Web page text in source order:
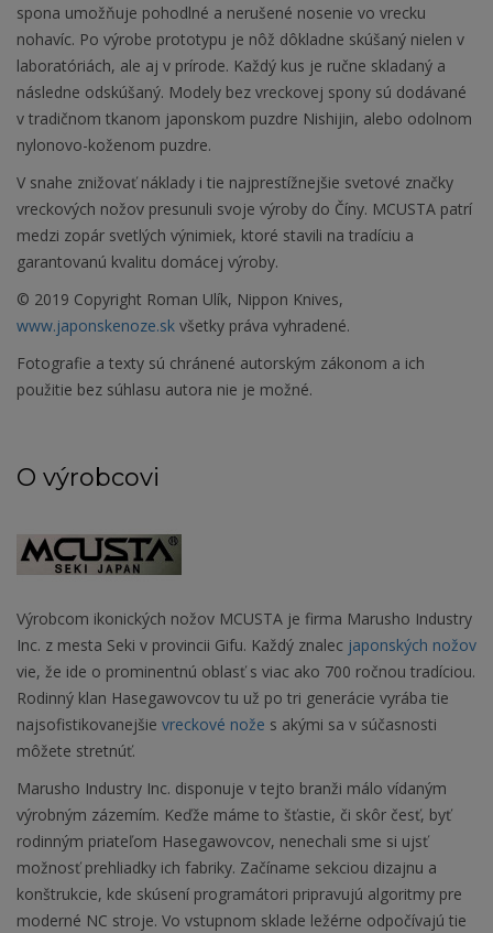
spona umožňuje pohodlné a nerušené nosenie vo vrecku
nohavíc. Po výrobe prototypu je nôž dôkladne skúšaný nielen v
laboratóriách, ale aj v prírode. Každý kus je ručne skladaný a
následne odskúšaný. Modely bez vreckovej spony sú dodávané
v tradičnom tkanom japonskom puzdre Nishijin, alebo odolnom
nylonovo-koženom puzdre.
V snahe znižovať náklady i tie najprestížnejšie svetové značky
vreckových nožov presunuli svoje výroby do Číny. MCUSTA patrí
medzi zopár svetlých výnimiek, ktoré stavili na tradíciu a
garantovanú kvalitu domácej výroby.
© 2019 Copyright Roman Ulík, Nippon Knives,
www.japonskenoze.sk všetky práva vyhradené.
Fotografie a texty sú chránené autorským zákonom a ich
použitie bez súhlasu autora nie je možné.
O výrobcovi
Výrobcom ikonických nožov MCUSTA je firma Marusho Industry
Inc. z mesta Seki v provincii Gifu. Každý znalec japonských nožov
vie, že ide o prominentnú oblasť s viac ako 700 ročnou tradíciou.
Rodinný klan Hasegawovcov tu už po tri generácie vyrába tie
najsofistikovanejšie vreckové nože s akými sa v súčasnosti
môžete stretnúť.
Marusho Industry Inc. disponuje v tejto branži málo vídaným
výrobným zázemím. Keďže máme to šťastie, či skôr česť, byť
rodinným priateľom Hasegawovcov, nenechali sme si ujsť
možnosť prehliadky ich fabriky. Začíname sekciou dizajnu a
konštrukcie, kde skúsení programátori pripravujú algoritmy pre
moderné NC stroje. Vo vstupnom sklade ležérne odpočívajú tie